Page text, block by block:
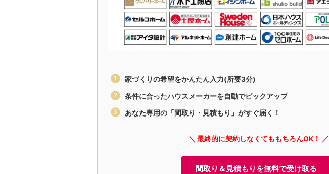
家づくりの希望をかんたん入力(所要3分)
条件に合ったハウスメーカーを自動でピックアップ
あなた専用の「間取り・見積もり」がすぐ届く！
＼ 最終的に契約しなくてももちろんOK！ ／
間取り＆見積もりを無料で受け取る